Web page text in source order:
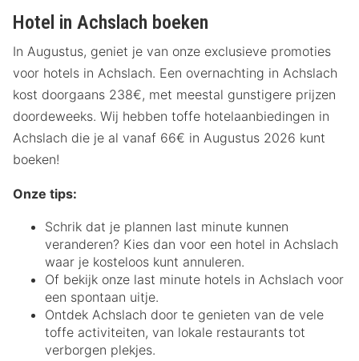
Hotel in Achslach boeken
In Augustus, geniet je van onze exclusieve promoties
voor hotels in Achslach. Een overnachting in Achslach
kost doorgaans 238€, met meestal gunstigere prijzen
doordeweeks. Wij hebben toffe hotelaanbiedingen in
Achslach die je al vanaf 66€ in Augustus 2026 kunt
boeken!
Onze tips:
Schrik dat je plannen last minute kunnen
veranderen? Kies dan voor een hotel in Achslach
waar je kosteloos kunt annuleren.
Of bekijk onze last minute hotels in Achslach voor
een spontaan uitje.
Ontdek Achslach door te genieten van de vele
toffe activiteiten, van lokale restaurants tot
verborgen plekjes.